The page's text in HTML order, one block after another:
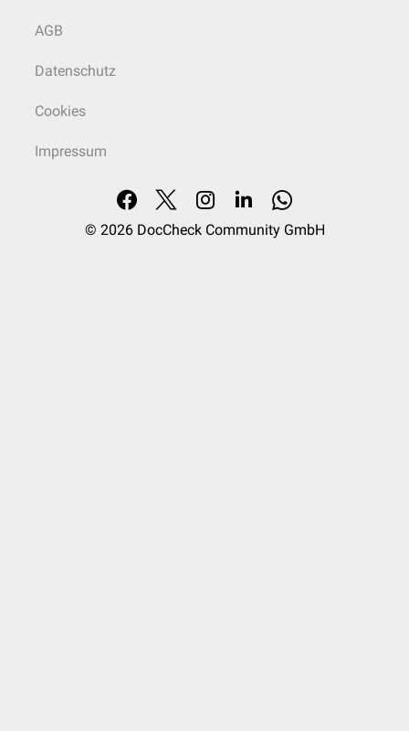
AGB
Datenschutz
Cookies
Impressum
© 2026 DocCheck Community GmbH